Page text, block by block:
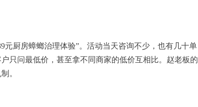
厨房蟑螂治理体验”。活动当天咨询不少，也有几十单
只问最低价，甚至拿不同商家的低价互相比。赵老板的
。